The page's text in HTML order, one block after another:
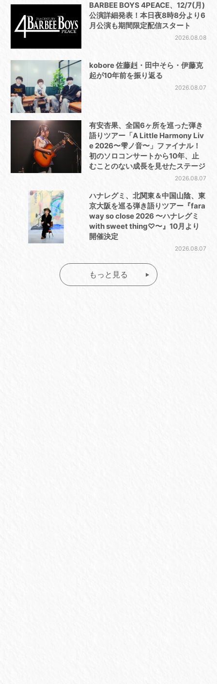
BARBEE BOYS 4PEACE、12/7(月)
公演詳細発表！本日夜8時8分より6
月公演も期間限定配信スタート
2026.08.08
kobore 佐藤赳・田中そら・伊藤克
起が10年前を振り返る
2026.08.07
有安杏果、全国6ヶ所を巡った弾き
語りツアー「A Little Harmony Liv
e 2026〜雫ノ音〜」ファイナル！
初のソロコンサートから10年、止
むことのない成長を見せたステージ
2026.08.07
ハナレグミ、北関東＆中国山陰、東
京大阪を巡る弾き語りツアー『fara
way so close 2026 〜ハナレグミ
with sweet thing♡〜』10月より
開催決定
2026.08.07
もっと見る